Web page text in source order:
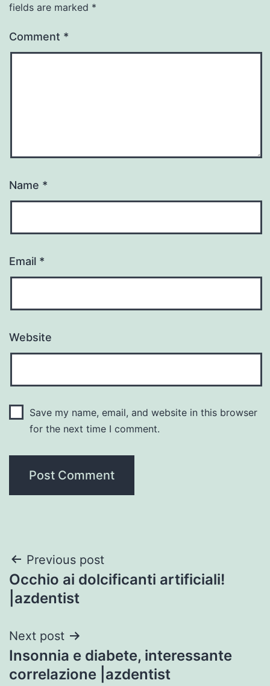
fields are marked *
Comment *
Name *
Email *
Website
Save my name, email, and website in this browser
for the next time I comment.
Post
navigation
Previous post
Occhio ai dolcificanti artificiali!
|azdentist
Next post
Insonnia e diabete, interessante
correlazione |azdentist